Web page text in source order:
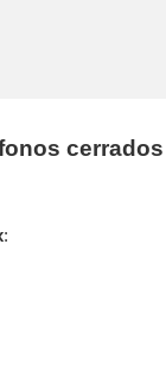
cerrados
: